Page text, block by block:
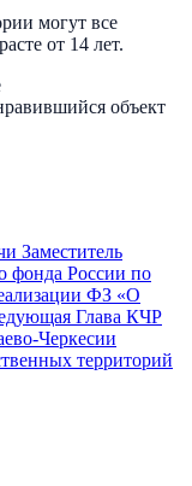
могут все
от 14 лет.
объект
Заместитель
фонда России по
ФЗ «О
Глава КЧР
Черкесии
территорий